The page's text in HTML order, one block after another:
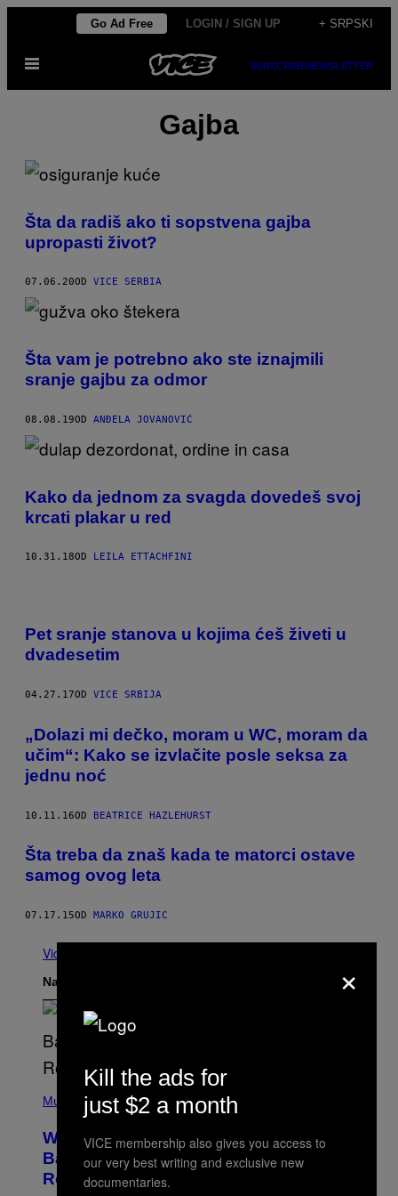
садржај
Go Ad Free LOGIN / SIGN UP + SRPSKI
Otvori
SUBSCRIBENEWSLETTER
Gajba
Šta da radiš ako ti sopstvena gajba
upropasti život?
07.06.20OD VICE SERBIA
Šta vam je potrebno ako ste iznajmili
sranje gajbu za odmor
08.08.19OD ANĐELA JOVANOVIĆ
Kako da jednom za svagda dovedeš svoj
krcati plakar u red
10.31.18OD LEILA ETTACHFINI
Pet sranje stanova u kojima ćeš živeti u
dvadesetim
04.27.17OD VICE SRBIJA
„Dolazi mi dečko, moram u WC, moram da
učim“: Kako se izvlačite posle seksa za
jednu noć
10.11.16OD BEATRICE HAZLEHURST
Šta treba da znaš kada te matorci ostave
samog ovog leta
07.17.15OD MARKO GRUJIC
Vidi sve
Najnovije
P
T
O
B
Y
Music
Why A$AP Mob Will Never Fully Get
Back Together, According to A$AP
Rocky
×
Kill the ads for
just $2 a month
VICE membership also gives you access to
our very best writing and exclusive new
documentaries.